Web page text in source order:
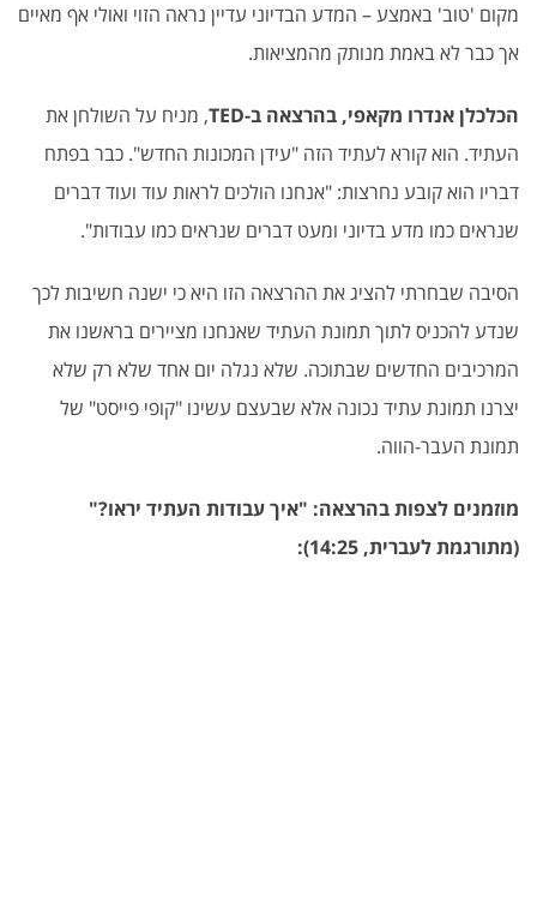
מקום 'טוב' באמצע – המדע הבדיוני עדיין נראה הזוי ואולי אף מאיים
אך כבר לא באמת מנותק מהמציאות.
הכלכלן אנדרו מקאפי, בהרצאה ב-TED
, מניח על השולחן את
העתיד. הוא קורא לעתיד הזה "עידן המכונות החדש". כבר בפתח
דבריו הוא קובע נחרצות: "אנחנו הולכים לראות עוד ועוד דברים
שנראים כמו מדע בדיוני ומעט דברים שנראים כמו עבודות".
הסיבה שבחרתי להציג את ההרצאה הזו היא כי ישנה חשיבות לכך
שנדע להכניס לתוך תמונת העתיד שאנחנו מציירים בראשנו את
המרכיבים החדשים שבתוכה. שלא נגלה יום אחד שלא רק שלא
יצרנו תמונת עתיד נכונה אלא שבעצם עשינו "קופי פייסט" של
תמונת העבר-הווה.
מוזמנים לצפות בהרצאה: "איך עבודות העתיד יראו?"
(מתורגמת לעברית, 14:25):